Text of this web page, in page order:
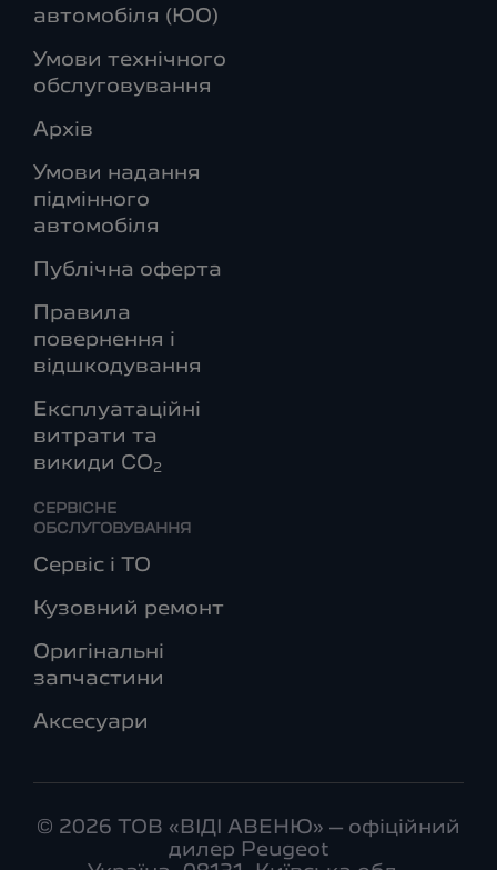
автомобіля (ЮО)
Умови технічного
обслуговування
Архів
Умови надання
підмінного
автомобіля
Публічна оферта
Правила
повернення і
відшкодування
Експлуатаційні
витрати та
викиди СО2
СЕРВІСНЕ
ОБСЛУГОВУВАННЯ
Сервіс і ТО
Кузовний ремонт
Оригінальні
запчастини
Аксесуари
© 2026 ТОВ «ВІДІ АВЕНЮ» – офіційний
дилер Peugeot